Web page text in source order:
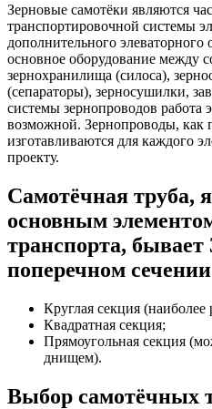
Зерновые самотёки являются
транспортировочной системы
дополнительного элеваторного
основное оборудование между
зернохранилища (силоса),
(сепараторы), зерносушилки,
системы зернопроводов работа
возможной. Зернопроводы, как
изготавливаются для каждого
проекту.
Самотёчная труба,
основным
транспорта, бывает
поперечном
Круглая секция (наиболее
Квадратная секция;
Прямоугольная секция
днищем).
Выбор самотёчных